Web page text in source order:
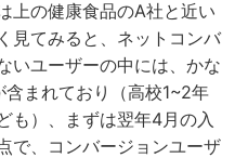
上の健康食品のA社と近い
見てみると、ネットコンバ
いユーザーの中には、かな
まれており（高校1~2年
も）、まずは翌年4月の入
で、コンバージョンユーザ